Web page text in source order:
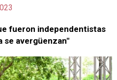
fueron independentistas
se avergüenzan"